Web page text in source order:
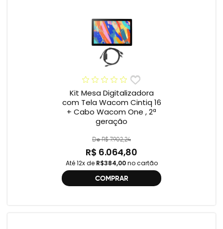
Kit Mesa Digitalizadora
com Tela Wacom Cintiq 16
+ Cabo Wacom One , 2ª
geração
De R$ 7.902,24
R$ 6.064,80
Até 12x de R$384,00no cartão
COMPRAR